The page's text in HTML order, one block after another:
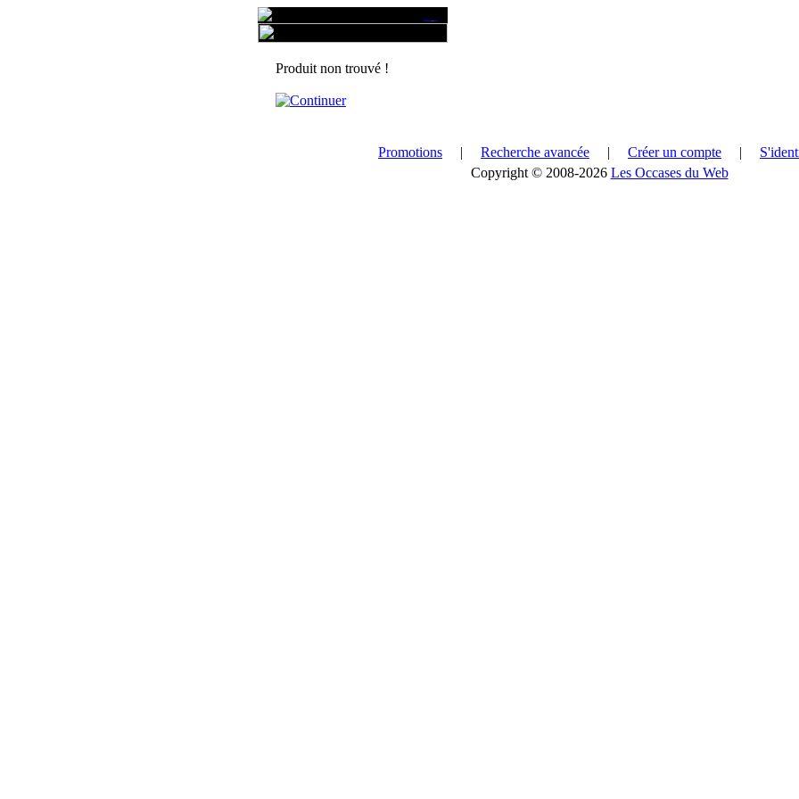
Produit non trouvé !
Promotions | Recherche avancée | Créer un compte |
Copyright © 2008-2026 Les Occases du Web